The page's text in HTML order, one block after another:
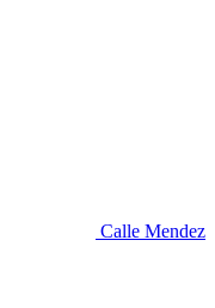
Calle Mendez